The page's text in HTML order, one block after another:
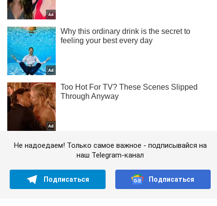
Не надоедаем! Только самое важное - подписывайся на
наш Telegram-канал
Подписаться Подписаться